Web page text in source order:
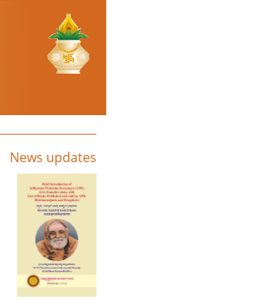
News updates